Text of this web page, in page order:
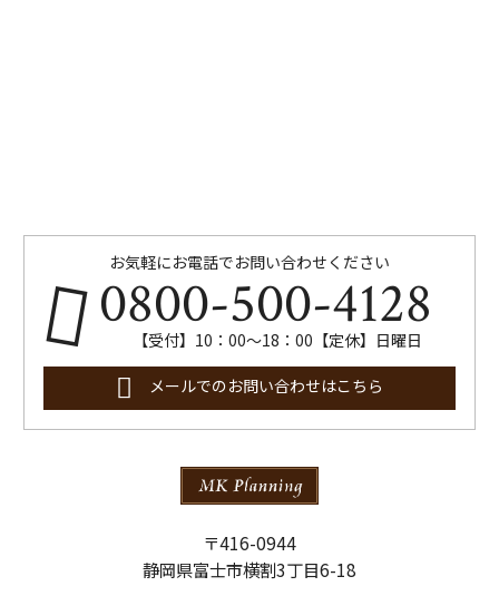
お気軽にお電話でお問い合わせください
0800-500-4128
【受付】10：00～18：00【定休】日曜日
メールでのお問い合わせはこちら
〒416-0944
静岡県富士市横割3丁目6-18